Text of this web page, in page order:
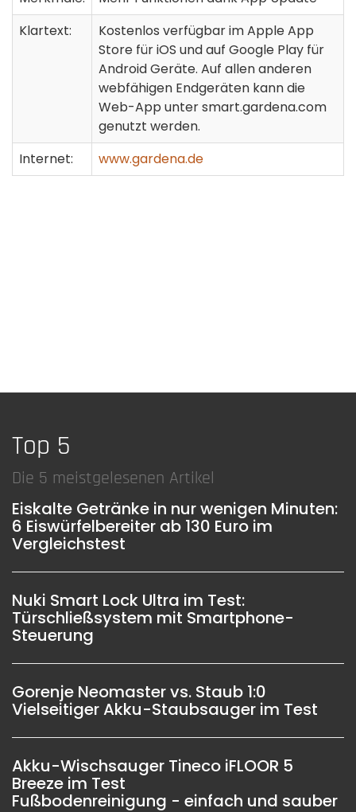
Klartext:
Kostenlos verfügbar im Apple App
Store für iOS und auf Google Play für
Android Geräte. Auf allen anderen
webfähigen Endgeräten kann die
Web-App unter smart.gardena.com
genutzt werden.
Internet:
www.gardena.de
Top 5
Die 5 meistgelesenen Artikel
Eiskalte Getränke in nur wenigen Minuten:
6 Eiswürfelbereiter ab 130 Euro im
Vergleichstest
Nuki Smart Lock Ultra im Test:
Türschließsystem mit Smartphone-
Steuerung
Gorenje Neomaster vs. Staub 1:0
Vielseitiger Akku-Staubsauger im Test
Akku-Wischsauger Tineco iFLOOR 5
Breeze im Test
Fußbodenreinigung - einfach und sauber